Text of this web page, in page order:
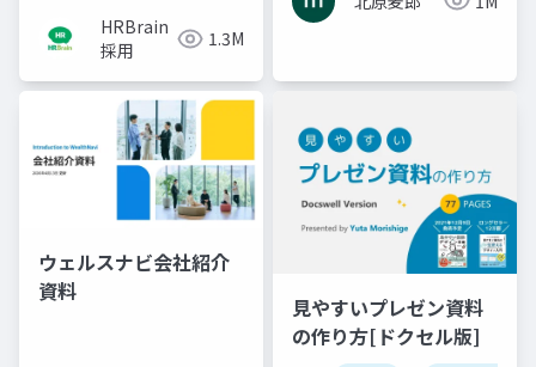
HRBrain
採用
1.3M
ウェルスナビ会社紹介
資料
見やすいプレゼン資料
の作り方[ドクセル版]